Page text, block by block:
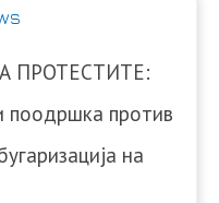
ПРОТЕСТИТЕ:
поодршка против
на